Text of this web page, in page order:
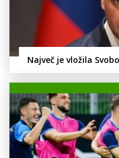
Največ je vložila